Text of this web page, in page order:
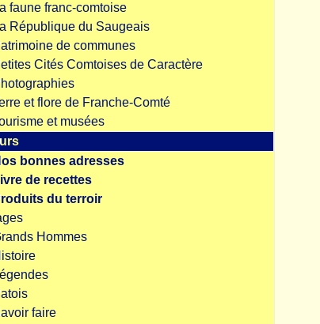
faune franc-comtoise
République du Saugeais
de communes
Cités Comtoises de Caractère
et flore de Franche-Comté
et musées
bonnes adresses
de recettes
du terroir
Hommes
faire